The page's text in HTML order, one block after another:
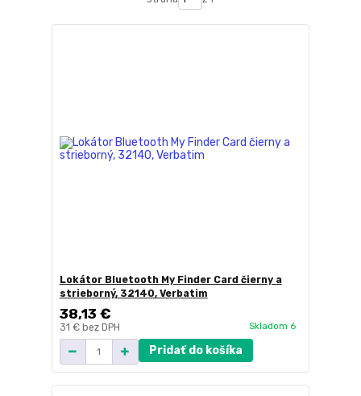
Lokátor Bluetooth My Finder Card čierny a
strieborný, 32140, Verbatim
38,13 €
31 € bez DPH Skladom 6
Pridať do košíka